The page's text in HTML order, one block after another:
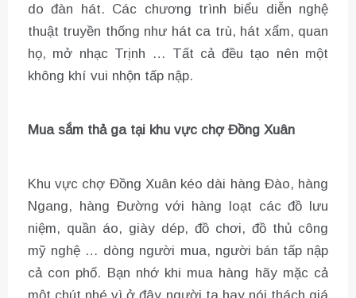
do đàn hát. Các chương trình biểu diễn nghệ
thuật truyền thống như hát ca trù, hát xẩm, quan
họ, mở nhạc Trịnh … Tất cả đều tạo nên một
không khí vui nhộn tấp nập.
Mua sắm thả ga tại khu vực chợ Đồng Xuân
Khu vực chợ Đồng Xuân kéo dài hàng Đào, hàng
Ngang, hàng Đường với hàng loạt các đồ lưu
niệm, quần áo, giày dép, đồ chơi, đồ thủ công
mỹ nghệ … dòng người mua, người bán tấp nập
cả con phố. Bạn nhớ khi mua hàng hãy mặc cả